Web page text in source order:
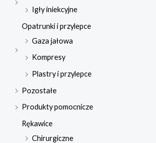
Igły iniekcyjne
Opatrunki i przylepce
Gaza jałowa
Kompresy
Plastry i przylepce
Pozostałe
Produkty pomocnicze
Rękawice
Chirurgiczne